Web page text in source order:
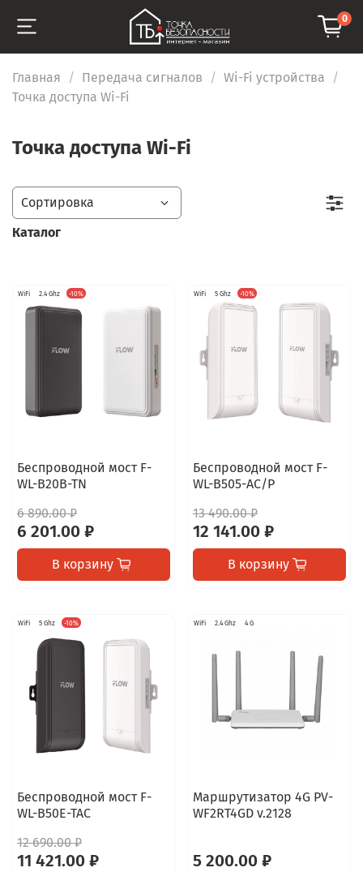
0
Главная Передача сигналов
Wi-Fi устройства
Точка доступа Wi-Fi
Точка доступа Wi-Fi
WiFi 2.4 Ghz -10%
Беспроводной мост F-
WL-B20B-TN
6 890.00 ₽
6 201.00 ₽
В корзину
WiFi 5 Ghz -10%
Беспроводной мост F-
WL-B505-AC/P
13 490.00 ₽
12 141.00 ₽
В корзину
WiFi 5 Ghz -10%
Беспроводной мост F-
WL-B50E-TAC
12 690.00 ₽
11 421.00 ₽
WiFi 2.4 Ghz 4 G
Маршрутизатор 4G PV-
WF2RT4GD v.2128
5 200.00 ₽
Каталог